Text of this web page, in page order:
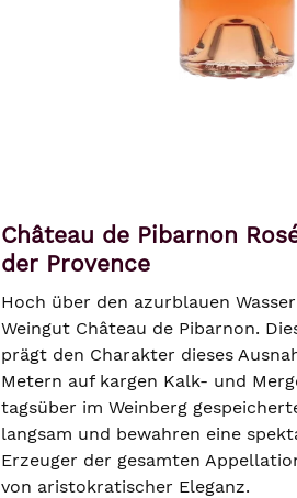
Château de Pibarnon
der Provence
Hoch über den azurblauen
Weingut Château de Pibarnon.
prägt den Charakter dieses
Metern auf kargen Kalk- und
tagsüber im Weinberg
langsam und bewahren eine
Erzeuger der gesamten
von aristokratischer Eleganz.